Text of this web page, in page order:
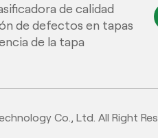
de calidad
de defectos en tapas
de la tapa
Co., Ltd. All Right